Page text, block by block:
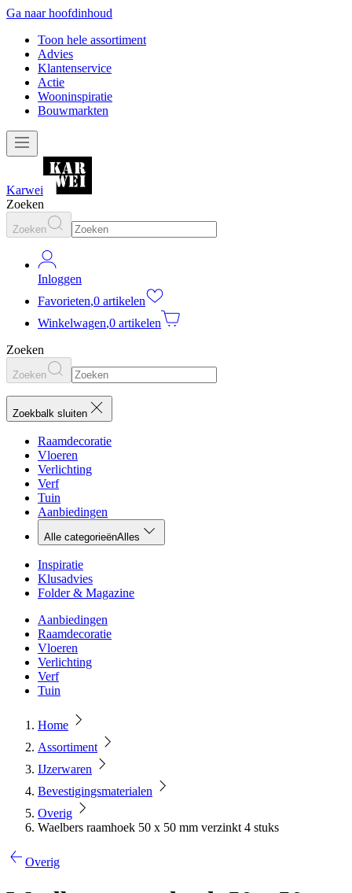
Ga naar hoofdinhoud
Toon hele assortiment
Advies
Klantenservice
Actie
Wooninspiratie
Bouwmarkten
Karwei
Zoeken
Zoeken
Inloggen
Favorieten,0 artikelen
Winkelwagen,0 artikelen
Zoeken
Zoeken
Zoekbalk sluiten
Raamdecoratie
Vloeren
Verlichting
Verf
Tuin
Aanbiedingen
Alle categorieënAlles
Inspiratie
Klusadvies
Folder & Magazine
Aanbiedingen
Raamdecoratie
Vloeren
Verlichting
Verf
Tuin
Home
Assortiment
IJzerwaren
Bevestigingsmaterialen
Overig
Waelbers raamhoek 50 x 50 mm verzinkt 4 stuks
Overig